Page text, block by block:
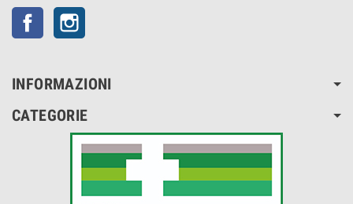
Facebook
INFORMAZIONI
CATEGORIE